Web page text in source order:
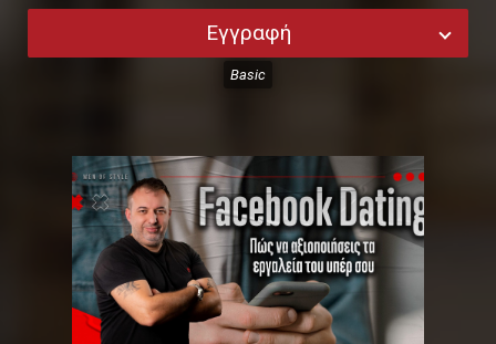
Εγγραφή
Basic